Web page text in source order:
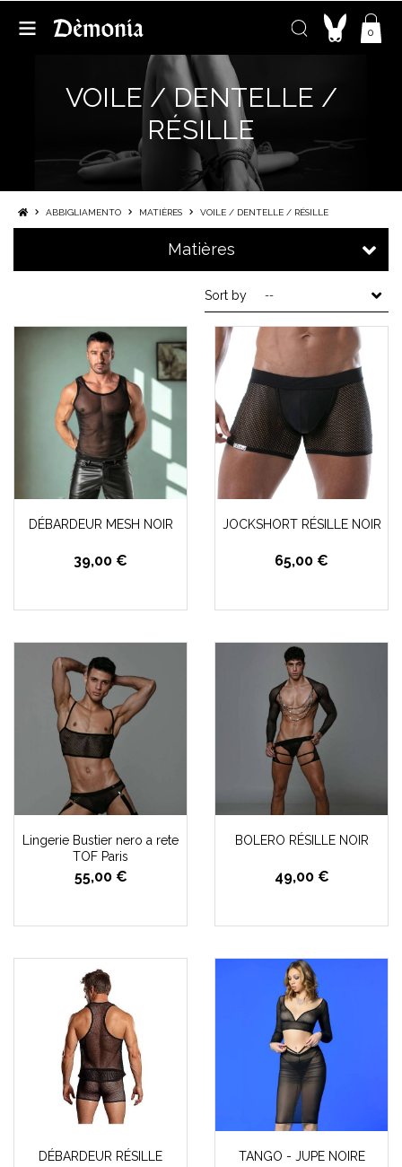
0
VOILE / DENTELLE /
RÉSILLE
ABBIGLIAMENTO MATIÈRES VOILE / DENTELLE / RÉSILLE
Matières
Sort by --
DÉBARDEUR MESH NOIR
39,00 €
JOCKSHORT RÉSILLE NOIR
65,00 €
Lingerie Bustier nero a rete
TOF Paris
55,00 €
BOLERO RÉSILLE NOIR
49,00 €
DÉBARDEUR RÉSILLE TANGO - JUPE NOIRE